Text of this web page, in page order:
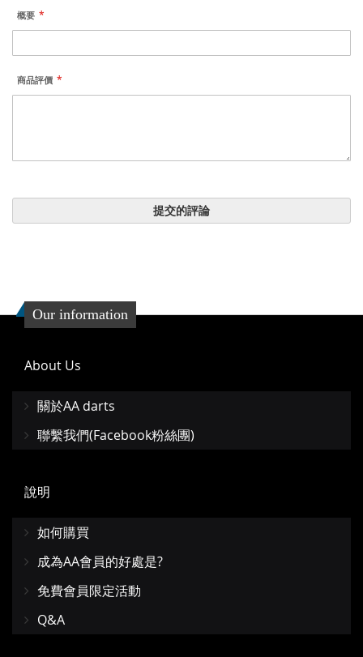
概要
商品評價
提交的評論
Our information
About Us
關於AA darts
聯繫我們(Facebook粉絲團)
說明
如何購買
成為AA會員的好處是?
免費會員限定活動
Q&A